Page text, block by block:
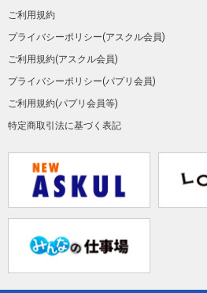
ご利用規約
プライバシーポリシー(アスクル会員)
ご利用規約(アスクル会員)
プライバシーポリシー(パプリ会員)
ご利用規約(パプリ会員等)
特定商取引法に基づく表記